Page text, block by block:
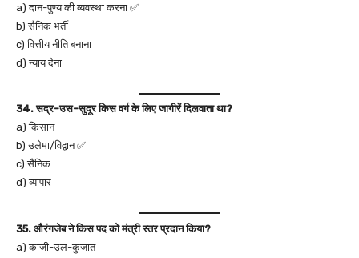
a) दान-पुण्य की व्यवस्था करना ✅
b) सैनिक भर्ती
c) वित्तीय नीति बनाना
d) न्याय देना
34. सद्र-उस-सुदूर किस वर्ग के लिए जागीरें दिलवाता था?
a) किसान
b) उलेमा/विद्वान ✅
c) सैनिक
d) व्यापार
35. औरंगजेब ने किस पद को मंत्री स्तर प्रदान किया?
a) काजी-उल-कुजात